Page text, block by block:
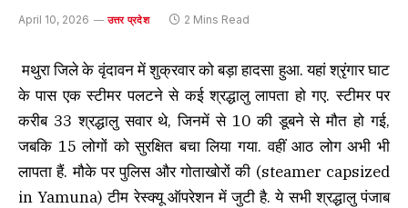
April 10, 2026 उत्तर प्रदेश 2 Mins Read
मथुरा जिले के वृंदावन में शुक्रवार को बड़ा हादसा हुआ. यहां श्रृंगार घाट
के पास एक स्टीमर पलटने से कई श्रद्धालु लापता हो गए. स्टीमर पर
करीब 33 श्रद्धालु सवार थे, जिनमें से 10 की डूबने से मौत हो गई,
जबकि 15 लोगों को सुरक्षित बचा लिया गया. वहीं आठ लोग अभी भी
लापता हैं. मौके पर पुलिस और गोताखोरों की (steamer capsized
in Yamuna) टीम रेस्क्यू ऑपरेशन में जुटी है. ये सभी श्रद्धालु पंजाब